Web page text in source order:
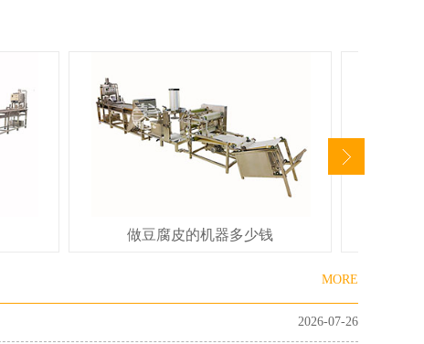
做豆腐皮的机器多少钱
MORE
2026-07-26